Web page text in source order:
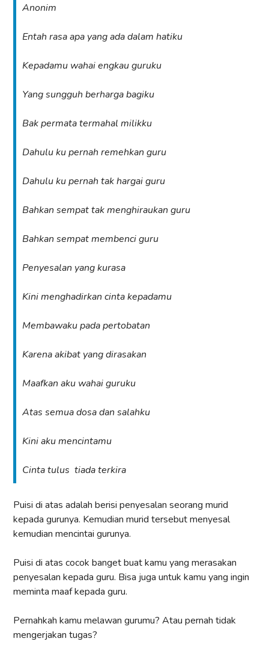
Anonim
Entah rasa apa yang ada dalam hatiku
Kepadamu wahai engkau guruku
Yang sungguh berharga bagiku
Bak permata termahal milikku
Dahulu ku pernah remehkan guru
Dahulu ku pernah tak hargai guru
Bahkan sempat tak menghiraukan guru
Bahkan sempat membenci guru
Penyesalan yang kurasa
Kini menghadirkan cinta kepadamu
Membawaku pada pertobatan
Karena akibat yang dirasakan
Maafkan aku wahai guruku
Atas semua dosa dan salahku
Kini aku mencintamu
Cinta tulus tiada terkira
Puisi di atas adalah berisi penyesalan seorang murid
kepada gurunya. Kemudian murid tersebut menyesal
kemudian mencintai gurunya.
Puisi di atas cocok banget buat kamu yang merasakan
penyesalan kepada guru. Bisa juga untuk kamu yang ingin
meminta maaf kepada guru.
Pernahkah kamu melawan gurumu? Atau pernah tidak
mengerjakan tugas?